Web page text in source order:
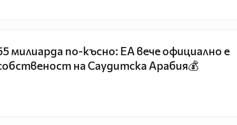
милиарда по-късно: EA вече официално е
на Саудитска Арабия💰